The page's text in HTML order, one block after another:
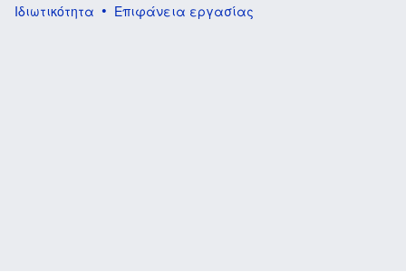
Ιδιωτικότητα
Επιφάνεια εργασίας